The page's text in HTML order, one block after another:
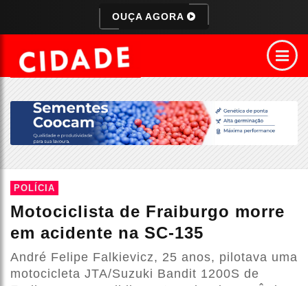
OUÇA AGORA
POLÍCIA
Motociclista de Fraiburgo morre
em acidente na SC-135
André Felipe Falkievicz, 25 anos, pilotava uma
motocicleta JTA/Suzuki Bandit 1200S de